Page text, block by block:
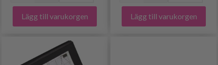
Lägg till varukorgen Lägg till varukorgen